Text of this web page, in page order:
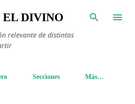
contenido principal
EL DIVINO
relevante de distintos
Secciones Más…